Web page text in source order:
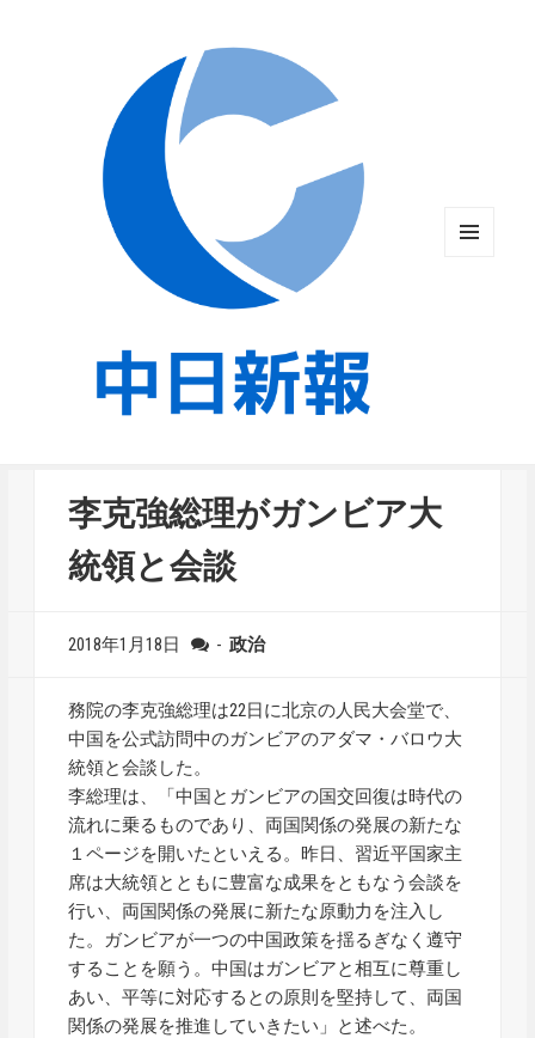
李克強総理がガンビア大
統領と会談
2018年1月18日 - 政治
務院の李克強総理は22日に北京の人民大会堂で、
中国を公式訪問中のガンビアのアダマ・バロウ大
統領と会談した。
李総理は、「中国とガンビアの国交回復は時代の
流れに乗るものであり、両国関係の発展の新たな
１ページを開いたといえる。昨日、習近平国家主
席は大統領とともに豊富な成果をともなう会談を
行い、両国関係の発展に新たな原動力を注入し
た。ガンビアが一つの中国政策を揺るぎなく遵守
することを願う。中国はガンビアと相互に尊重し
あい、平等に対応するとの原則を堅持して、両国
関係の発展を推進していきたい」と述べた。